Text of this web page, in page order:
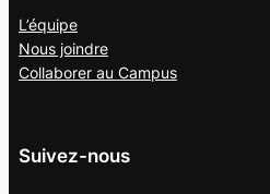
L’équipe
Nous joindre
Collaborer au Campus
Suivez-nous